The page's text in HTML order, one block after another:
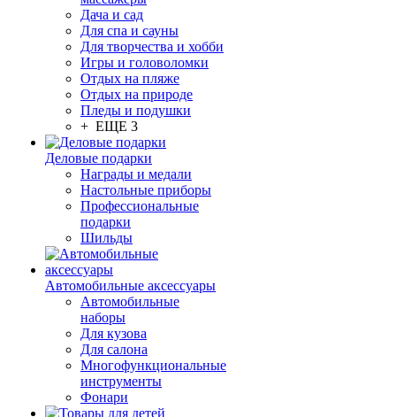
Дача и сад
Для спа и сауны
Для творчества и хобби
Игры и головоломки
Отдых на пляже
Отдых на природе
Пледы и подушки
+ ЕЩЕ 3
Деловые подарки
Награды и медали
Настольные приборы
Профессиональные
подарки
Шильды
Автомобильные аксессуары
Автомобильные
наборы
Для кузова
Для салона
Многофункциональные
инструменты
Фонари